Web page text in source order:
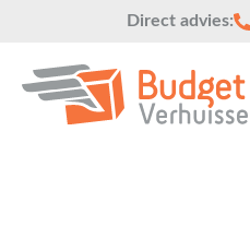
Direct advies: